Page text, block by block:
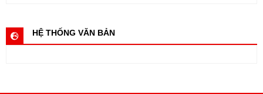
HỆ THỐNG VĂN BẢN